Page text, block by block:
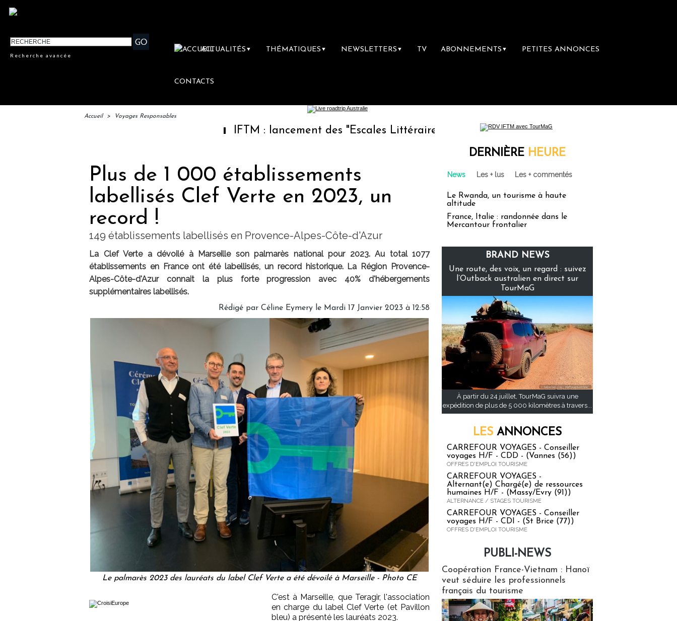
Recherche avancée
ACTUALITÉS ▼ THÉMATIQUES ▼ NEWSLETTERS ▼ TV ABONNEMENTS ▼ PETITES ANNONCES
CONTACTS
Accueil > Voyages Responsables
IFTM : lancement des "Escales Littéraires", la première librairie du voyage
Plus de 1 000 établissements
labellisés Clef Verte en 2023, un
record !
149 établissements labellisés en Provence-Alpes-Côte-d'Azur
La Clef Verte a dévoilé à Marseille son palmarès national pour 2023. Au total 1077
établissements en France ont été labellisés, un record historique. La Région Provence-
Alpes-Côte-d'Azur connait la plus forte progression avec 40% d'hébergements
supplémentaires labellisés.
Rédigé par Céline Eymery le Mardi 17 Janvier 2023 à 12:58
Le palmarès 2023 des lauréats du label Clef Verte a été dévoilé à Marseille - Photo CE
C'est à Marseille, que Teragir, l'association
en charge du label Clef Verte (et Pavillon
bleu) a présenté les lauréats 2023.
DERNIÈRE HEURE
News Les + lus Les + commentés
Le Rwanda, un tourisme à haute
altitude
France, Italie : randonnée dans le
Mercantour frontalier
BRAND NEWS
Une route, des voix, un regard : suivez
l’Outback australien en direct sur
TourMaG
À partir du 24 juillet, TourMaG suivra une
expédition de plus de 5 000 kilomètres à travers...
LES ANNONCES
CARREFOUR VOYAGES - Conseiller
voyages H/F - CDD - (Vannes (56))
OFFRES D'EMPLOI TOURISME
CARREFOUR VOYAGES -
Alternant(e) Chargé(e) de ressources
humaines H/F - (Massy/Evry (91))
ALTERNANCE / STAGES TOURISME
CARREFOUR VOYAGES - Conseiller
voyages H/F - CDI - (St Brice (77))
OFFRES D'EMPLOI TOURISME
PUBLI-NEWS
Coopération France-Vietnam : Hanoï
veut séduire les professionnels
français du tourisme